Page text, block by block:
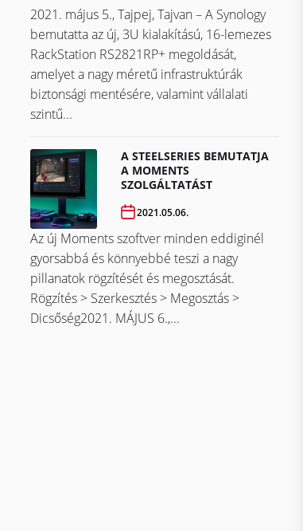
2021. május 5., Tajpej, Tajvan – A Synology
bemutatta az új, 3U kialakítású, 16-lemezes
RackStation RS2821RP+ megoldását,
amelyet a nagy méretű infrastruktúrák
biztonsági mentésére, valamint vállalati
szintű...
A STEELSERIES BEMUTATJA
A MOMENTS
SZOLGÁLTATÁST
2021.05.06.
Az új Moments szoftver minden eddiginél
gyorsabbá és könnyebbé teszi a nagy
pillanatok rögzítését és megosztását.
Rögzítés > Szerkesztés > Megosztás >
Dicsőség2021. MÁJUS 6.,...